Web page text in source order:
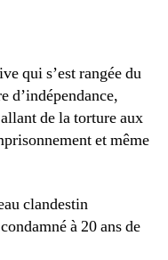
qui s’est rangée du
d’indépendance,
de la torture aux
et même
clandestin
à 20 ans de